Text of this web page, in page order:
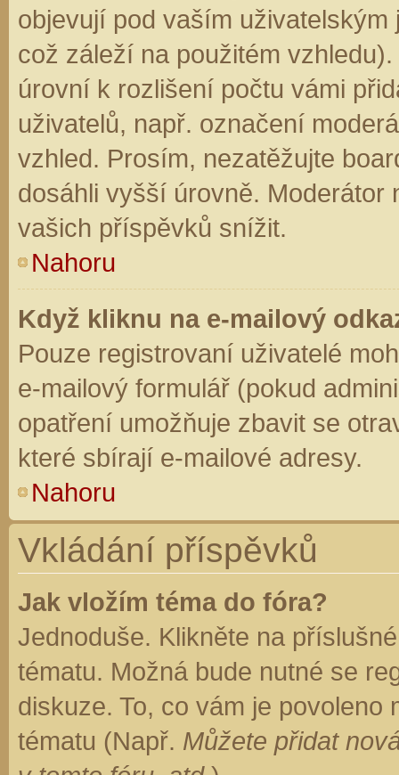
objevují pod vaším
což záleží na použitém
úrovní k rozlišení počtu vámi
uživatelů, např. označení
vzhled. Prosím, nezatěžujte
dosáhli vyšší úrovně. Moderátor
vašich příspěvků snížit.
Nahoru
Když kliknu na e-mailový
Pouze registrovaní uživatelé
e-mailový formulář (pokud
opatření umožňuje zbavit se
které sbírají e-mailové adresy.
Nahoru
Vkládání příspěvků
Jak vložím téma do fóra?
Jednoduše. Klikněte na
tématu. Možná bude nutné se
diskuze. To, co vám je
tématu (Např. Můžete přidat